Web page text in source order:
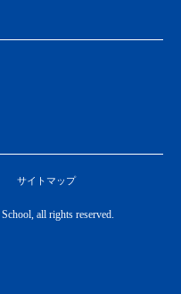
サイトマップ
all rights reserved.